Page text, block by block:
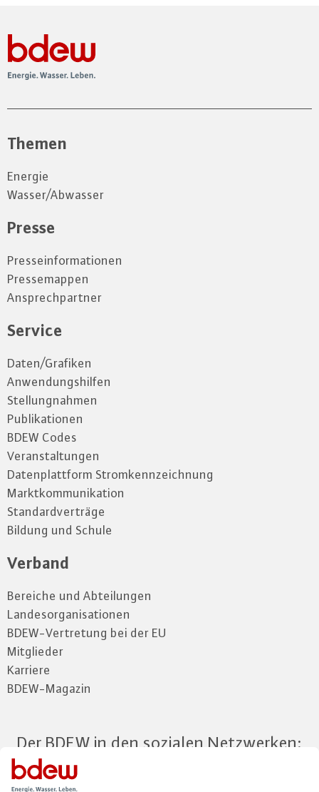
Themen
Energie
Wasser/Abwasser
Presse
Presseinformationen
Pressemappen
Ansprechpartner
Service
Daten/Grafiken
Anwendungshilfen
Stellungnahmen
Publikationen
BDEW Codes
Veranstaltungen
Datenplattform Stromkennzeichnung
Marktkommunikation
Standardverträge
Bildung und Schule
Verband
Bereiche und Abteilungen
Landesorganisationen
BDEW-Vertretung bei der EU
Mitglieder
Karriere
BDEW-Magazin
Der BDEW in den sozialen Netzwerken: